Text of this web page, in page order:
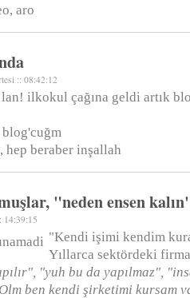
aro
:: 08:42:12
ilkokul çağına geldi artık
hep beraber inşallah
"neden ensen
14:39:15
"Kendi işimi kendim
Yıllarca sektördeki
"yuh bu da yapılmaz",
ben kendi şirketimi kursam